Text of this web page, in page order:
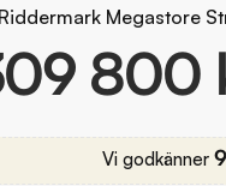
Riddermark Megastore
800
Vi godkänner